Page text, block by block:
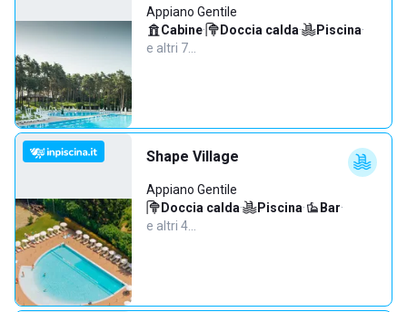
Appiano Gentile
Cabine· Doccia calda· Piscina·
e altri 7…
Shape Village
Appiano Gentile
Doccia calda· Piscina· Bar·
e altri 4…